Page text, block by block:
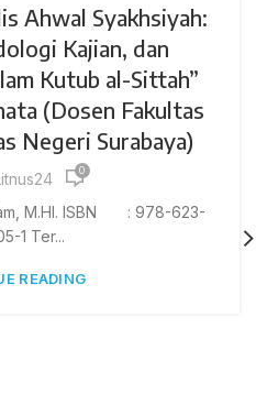
Ahwal Syakhsiyah:
Kajian, dan
Kutub al-Sittah”
(Dosen Fakultas
Negeri Surabaya)
0
M.HI. ISBN : 978-623-
1 Ter...
READING